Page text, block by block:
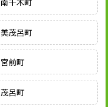
南千木町
美茂呂町
宮前町
茂呂町